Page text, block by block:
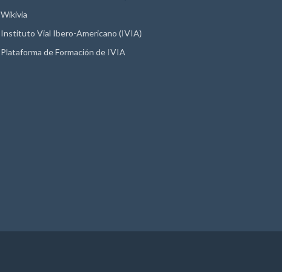
Wikivia
Instituto Vial Ibero-Americano (IVIA)
Plataforma de Formación de IVIA